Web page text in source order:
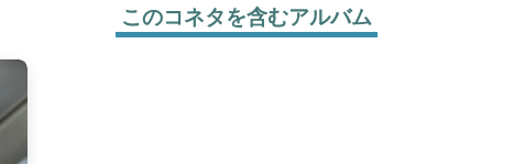
このコネタを含むアルバム